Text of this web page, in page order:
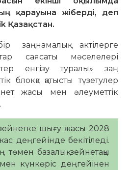
қарауына жіберді, деп
Қазақстан.
заңнамалық актілерге
саясаты мәселелері
енгізу туралы» заң
блокқа қатысты түзетулер
жасы мен әлеуметтік
шығу жасы 2028
деңгейінде бекітіледі.
төмен базалық зейнетақы
күнкөріс деңгейінен